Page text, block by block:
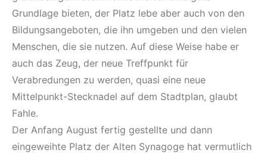
Grundlage bieten, der Platz lebe aber auch von den
Bildungsangeboten, die ihn umgeben und den vielen
Menschen, die sie nutzen. Auf diese Weise habe er
auch das Zeug, der neue Treffpunkt für
Verabredungen zu werden, quasi eine neue
Mittelpunkt-Stecknadel auf dem Stadtplan, glaubt
Fahle.
Der Anfang August fertig gestellte und dann
eingeweihte Platz der Alten Synagoge hat vermutlich